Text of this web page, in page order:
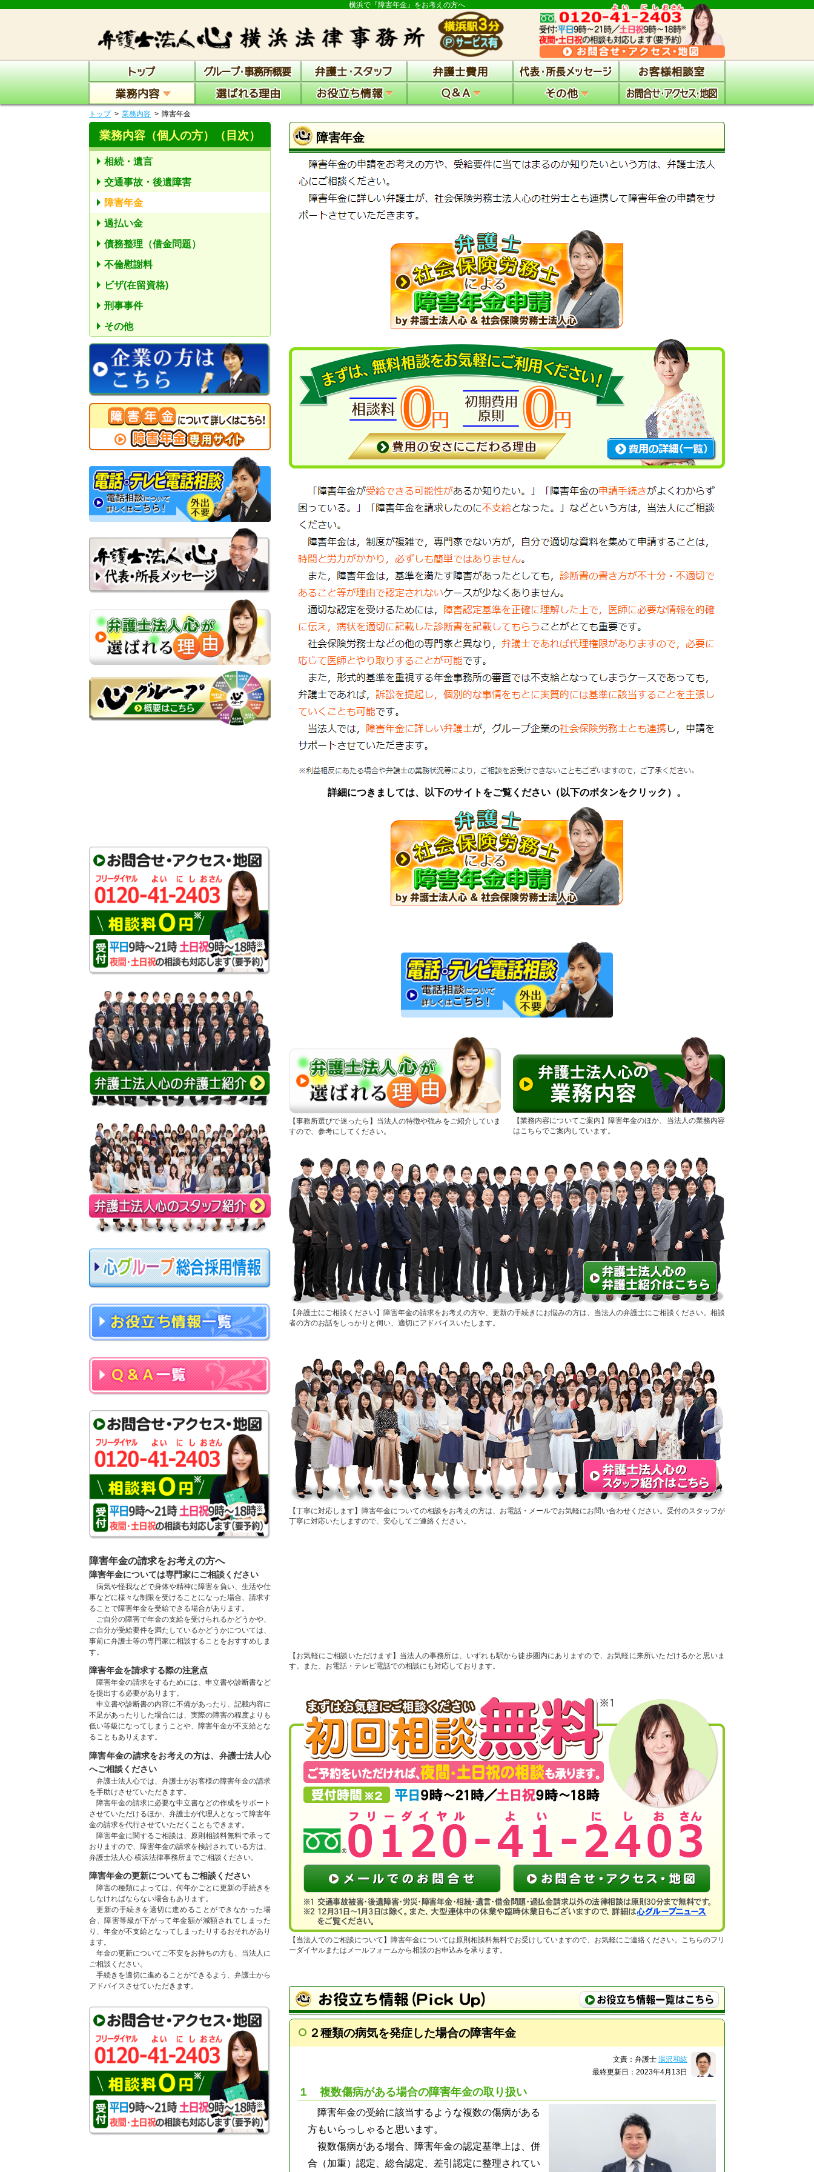
横浜で『障害年金』をお考えの方へ
トップ 業務内容 障害年金
障害年金
詳細につきましては、以下のサイトをご覧ください（以下のボタンをクリック）。
事務所選びで迷ったら
当法人の特徴や強みをご紹介していま
すので、参考にしてください。
業務内容についてご案内
障害年金のほか、当法人の業務内容
はこちらでご案内しています。
弁護士にご相談ください
障害年金の請求をお考えの方や、更新の手続きにお悩みの方は、当法人の弁護士にご相談ください。相談
者の方のお話をしっかりと伺い、適切にアドバイスいたします。
丁寧に対応します
障害年金についての相談をお考えの方は、お電話・メールでお気軽にお問い合わせください。受付のスタッフが
丁寧に対応いたしますので、安心してご連絡ください。
お気軽にご相談いただけます
当法人の事務所は、いずれも駅から徒歩圏内にありますので、お気軽に来所いただけるかと思いま
す。また、お電話・テレビ電話での相談にも対応しております。
当法人でのご相談について
障害年金については原則相談料無料でお受けしていますので、お気軽にご連絡ください。こちらのフリ
ーダイヤルまたはメールフォームから相談のお申込みを承ります。
２種類の病気を発症した場合の障害年金
文責：弁護士 湯沢和紘
最終更新日：2023年4月13日
１ 複数傷病がある場合の障害年金の取り扱い
障害年金の受給に該当するような複数の傷病がある
方もいらっしゃると思います。
複数傷病がある場合、障害年金の認定基準上は、併
合（加重）認定、総合認定、差引認定に整理されてい
業務内容（個人の方） （目次）
相続・遺言
交通事故・後遺障害
障害年金
過払い金
債務整理（借金問題）
不倫慰謝料
ビザ(在留資格)
刑事事件
その他
障害年金の請求をお考えの方へ
障害年金については専門家にご相談ください
病気や怪我などで身体や精神に障害を負い、生活や仕
事などに様々な制限を受けることになった場合、請求す
ることで障害年金を受給できる場合があります。
ご自分の障害で年金の支給を受けられるかどうかや、
ご自分が受給要件を満たしているかどうかについては、
事前に弁護士等の専門家に相談することをおすすめしま
す。
障害年金を請求する際の注意点
障害年金の請求をするためには、申立書や診断書など
を提出する必要があります。
申立書や診断書の内容に不備があったり、記載内容に
不足があったりした場合には、実際の障害の程度よりも
低い等級になってしまうことや、障害年金が不支給とな
ることもありえます。
障害年金の請求をお考えの方は、弁護士法人心
へご相談ください
弁護士法人心では、弁護士がお客様の障害年金の請求
を手助けさせていただきます。
障害年金の請求に必要な申立書などの作成をサポート
させていただけるほか、弁護士が代理人となって障害年
金の請求を代行させていただくこともできます。
障害年金に関するご相談は、原則相談料無料で承って
おりますので、障害年金の請求を検討されている方は、
弁護士法人心 横浜法律事務所までご相談ください。
障害年金の更新についてもご相談ください
障害の種類によっては、何年かごとに更新の手続きを
しなければならない場合もあります。
更新の手続きを適切に進めることができなかった場
合、障害等級が下がって年金額が減額されてしまった
り、年金が不支給となってしまったりするおそれがあり
ます。
年金の更新についてご不安をお持ちの方も、当法人に
ご相談ください。
手続きを適切に進めることができるよう、弁護士から
アドバイスさせていただきます。